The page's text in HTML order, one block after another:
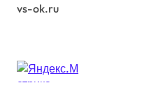
vs-ok.ru